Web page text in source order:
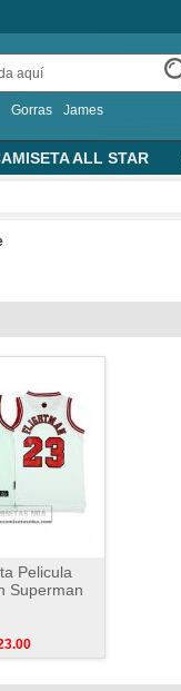
Gorras James
ALL STAR
Pelicula
Superman